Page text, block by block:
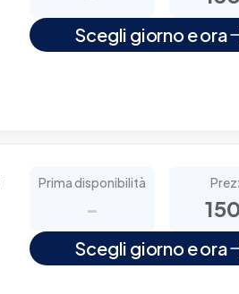
Scegli giorno e ora
Prima disponibilità
-
Scegli giorno e ora